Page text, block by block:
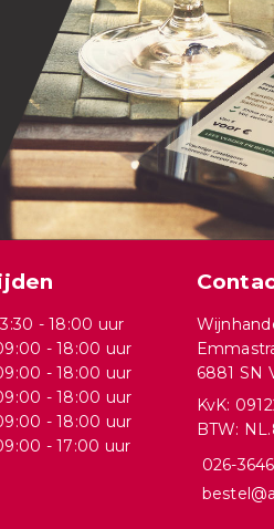
- 18:00 uur
- 18:00 uur
- 18:00 uur
- 18:00 uur
- 18:00 uur
- 17:00 uur
6881 SN
KvK:
BTW:
026-